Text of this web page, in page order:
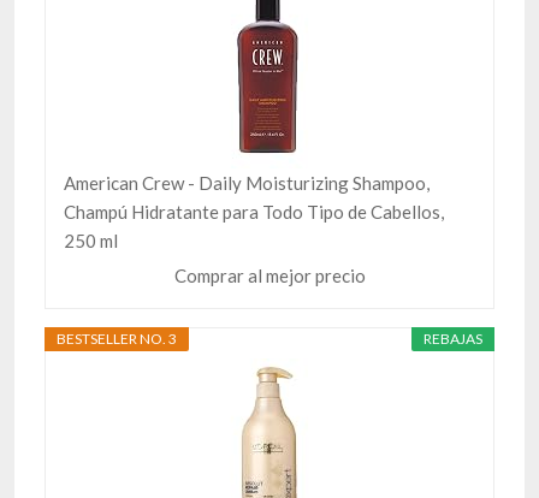
American Crew - Daily Moisturizing Shampoo,
Champú Hidratante para Todo Tipo de Cabellos,
250 ml
Comprar al mejor precio
REBAJAS
BESTSELLER NO. 3